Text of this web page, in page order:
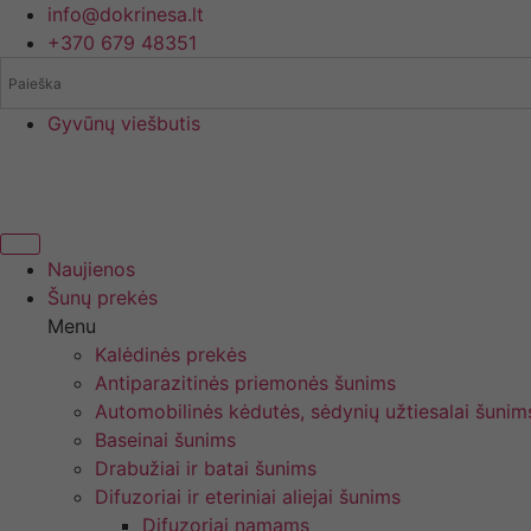
prie
info@dokrinesa.lt
+370 679 48351
Gyvūnų viešbutis
Naujienos
Šunų prekės
Menu
Kalėdinės prekės
Antiparazitinės priemonės šunims
Automobilinės kėdutės, sėdynių užtiesalai
Baseinai šunims
Drabužiai ir batai šunims
Difuzoriai ir eteriniai aliejai šunims
Difuzoriai namams